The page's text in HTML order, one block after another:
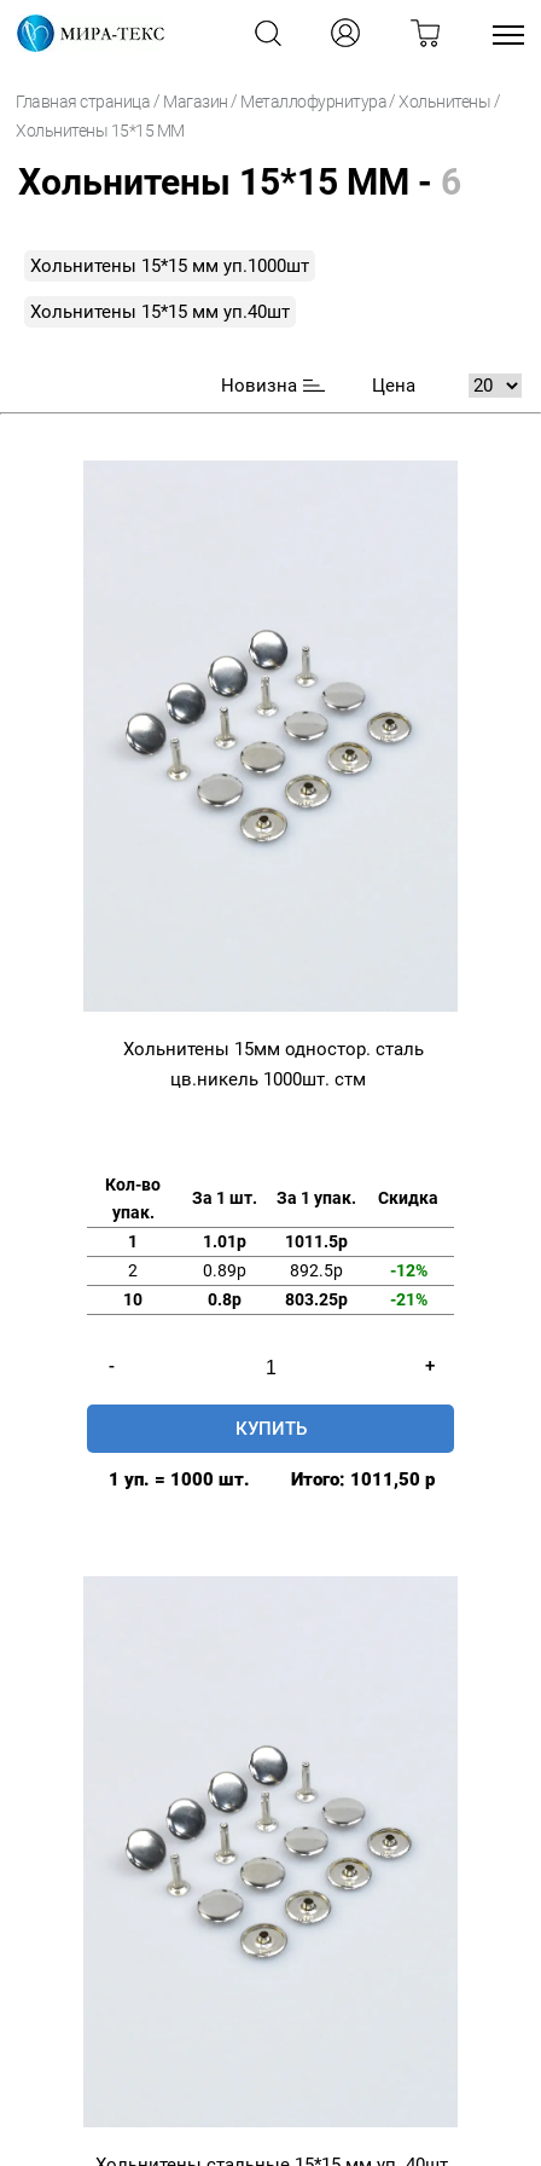
Главная страница / Магазин / Металлофурнитура /Хольнитены /
Хольнитены 15*15 ММ
Хольнитены 15*15 ММ - 6
Хольнитены 15*15 мм уп.1000шт
Хольнитены 15*15 мм уп.40шт
Новизна Цена
Хольнитены 15мм одностор. сталь
цв.никель 1000шт. стм
Кол-во
упак.
За 1 шт. За 1 упак. Скидка
1 1.01р
1011.5р
2
0.89р 892.5р
-12%
10
0.8р 803.25р -21%
-
товара
Хольнитены
15мм
одностор.
+
КУПИТЬ
1 уп. = 1000 шт. Итого: 1011,50 р